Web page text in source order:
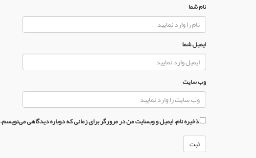
نام شما
ایمیل شما
وب سایت
ذخیره نام، ایمیل و وبسایت من در مرورگر برای زمانی که دوباره دیدگاهی می‌نویسم.